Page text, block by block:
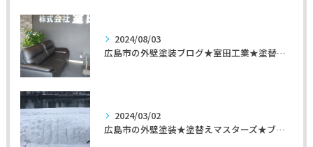
2024/08/03
広島市の外壁塗装ブログ★室田工業★塗替えマスターズ★外壁リフォーム
2024/03/02
広島市の外壁塗装★塗替えマスターズ★ブログ「初めて家を手入れするのに」